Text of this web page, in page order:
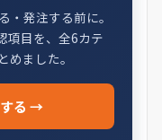
・発注する前に。
項目を、全6カテ
ました。
る →